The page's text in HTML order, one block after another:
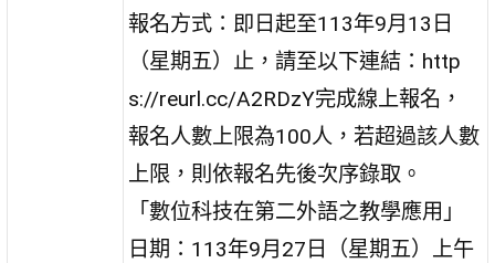
報名方式：即日起至113年9月13日
（星期五）止，請至以下連結：http
s://reurl.cc/A2RDzY完成線上報名，
報名人數上限為100人，若超過該人數
上限，則依報名先後次序錄取。
「數位科技在第二外語之教學應用」
日期：113年9月27日（星期五）上午